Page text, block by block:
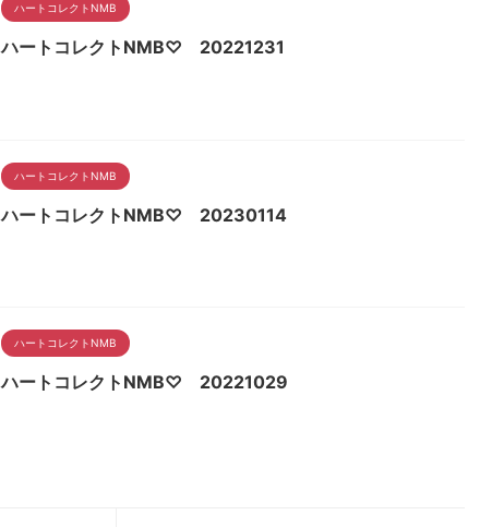
ハートコレクトNMB
ハートコレクトNMB♡ 20221231
ハートコレクトNMB
ハートコレクトNMB♡ 20230114
ハートコレクトNMB
ハートコレクトNMB♡ 20221029